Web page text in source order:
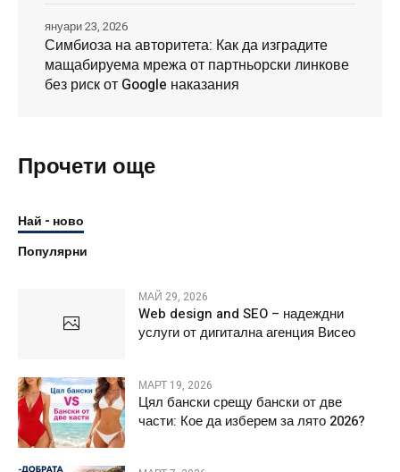
Симбиоза на авторитета: Как да изградите
мащабируема мрежа от партньорски линкове
без риск от Google наказания
януари 23, 2026
Прочети още
Най - ново
Популярни
МАЙ 29, 2026
Web design and SEO – надеждни
услуги от дигитална агенция Висео
МАРТ 19, 2026
Цял бански срещу бански от две
части: Кое да изберем за лято 2026?